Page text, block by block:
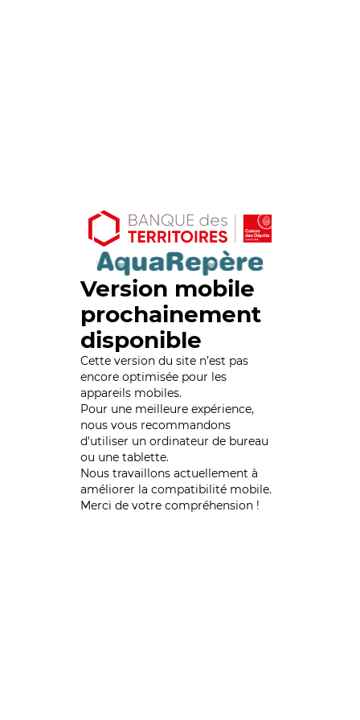
Version mobile
prochainement
disponible
Cette version du site n’est pas
encore optimisée pour les
appareils mobiles.
Pour une meilleure expérience,
nous vous recommandons
d'utiliser un ordinateur de bureau
ou une tablette.
Nous travaillons actuellement à
améliorer la compatibilité mobile.
Merci de votre compréhension !